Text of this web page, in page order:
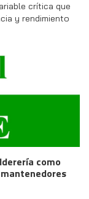
crítica que
y rendimiento
como